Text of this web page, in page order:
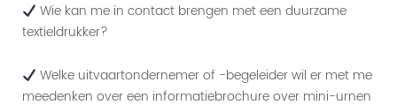
Wie kan me in contact brengen met een duurzame
textieldrukker?
Welke uitvaartondernemer of -begeleider wil er met me
meedenken over een informatiebrochure over mini-urnen